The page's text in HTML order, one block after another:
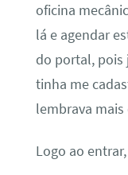
oficina
lá e agendar
do portal, pois
tinha me
lembrava mais
Logo ao